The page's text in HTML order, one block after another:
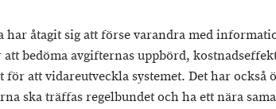
har åtagit sig att förse varandra med
bedöma avgifternas uppbörd,
för att vidareutveckla systemet. Det har också
ska träffas regelbundet och ha ett nära